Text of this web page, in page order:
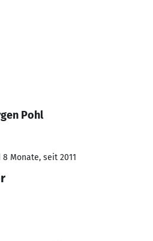
Pohl
8 Monate, seit 2011